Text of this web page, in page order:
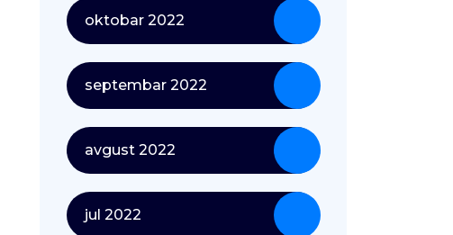
oktobar 2022
septembar 2022
avgust 2022
jul 2022